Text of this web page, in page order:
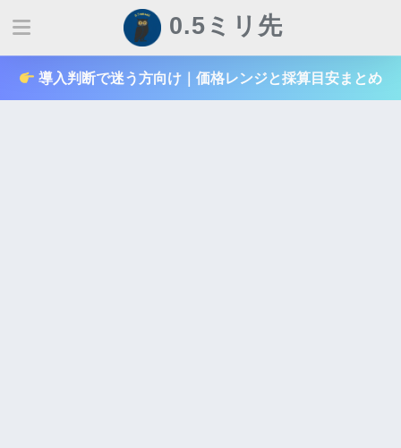
0.5ミリ先
導入判断で迷う方向け｜価格レンジと採算目安まとめ